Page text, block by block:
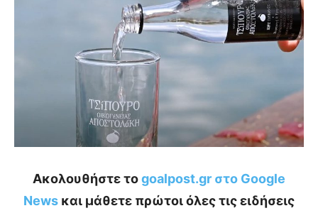
Ακολουθήστε τοgoalpost.gr στο Google
News και μάθετε πρώτοι όλες τις ειδήσεις